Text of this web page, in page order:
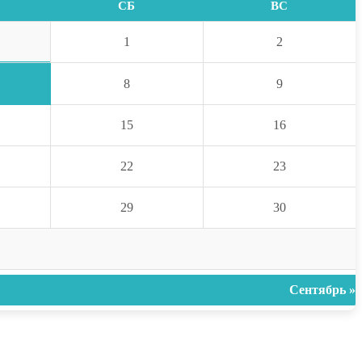
СБ ВС
1 2
8 9
15 16
22 23
29 30
Сентябрь »